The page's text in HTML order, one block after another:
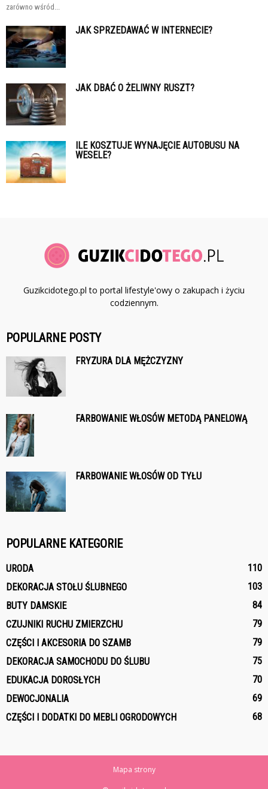
zarówno wśród...
JAK SPRZEDAWAĆ W INTERNECIE?
JAK DBAĆ O ŻELIWNY RUSZT?
ILE KOSZTUJE WYNAJĘCIE AUTOBUSU NA
WESELE?
Guzikcidotego.pl to portal lifestyle'owy o zakupach i życiu
codziennym.
POPULARNE POSTY
FRYZURA DLA MĘŻCZYZNY
FARBOWANIE WŁOSÓW METODĄ PANELOWĄ
FARBOWANIE WŁOSÓW OD TYŁU
POPULARNE KATEGORIE
URODA
110
DEKORACJA STOŁU ŚLUBNEGO
103
BUTY DAMSKIE
84
CZUJNIKI RUCHU ZMIERZCHU
79
CZĘŚCI I AKCESORIA DO SZAMB
79
DEKORACJA SAMOCHODU DO ŚLUBU
75
EDUKACJA DOROSŁYCH
70
DEWOCJONALIA
69
CZĘŚCI I DODATKI DO MEBLI OGRODOWYCH
68
Mapa strony